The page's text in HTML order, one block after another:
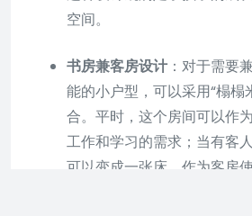
空间。
书房兼客房设计 ：对于需要
能的小户型，可以采用“榻榻
合。平时，这个房间可以作
工作和学习的需求；当有客
可以变成一张床，作为客房使